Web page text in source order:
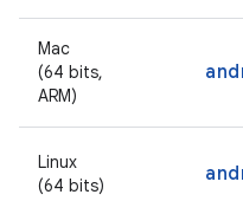
Mac
(64 bits,
ARM)
Linux
(64 bits)